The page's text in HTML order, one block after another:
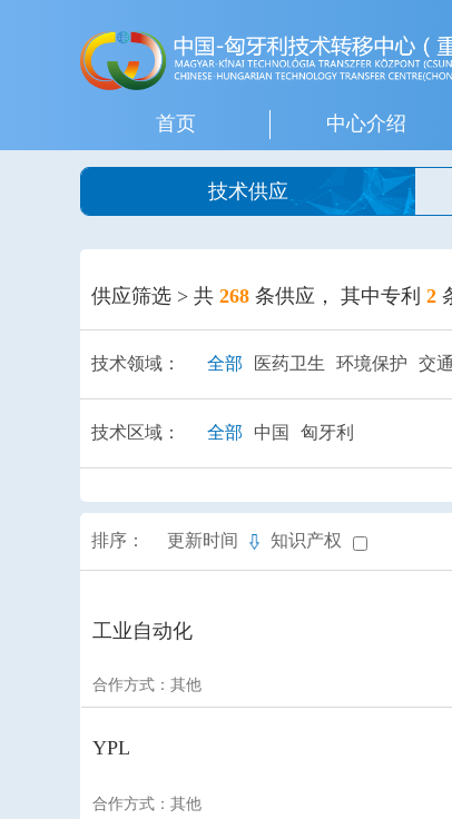
首页 中心介绍
技术供应
供应筛选 > 共 268 条供应， 其中专利 2
技术领域： 全部 医药卫生 环境保护 交
技术区域： 全部 中国 匈牙利
排序： 更新时间 知识产权
工业自动化
合作方式：其他
YPL
合作方式：其他